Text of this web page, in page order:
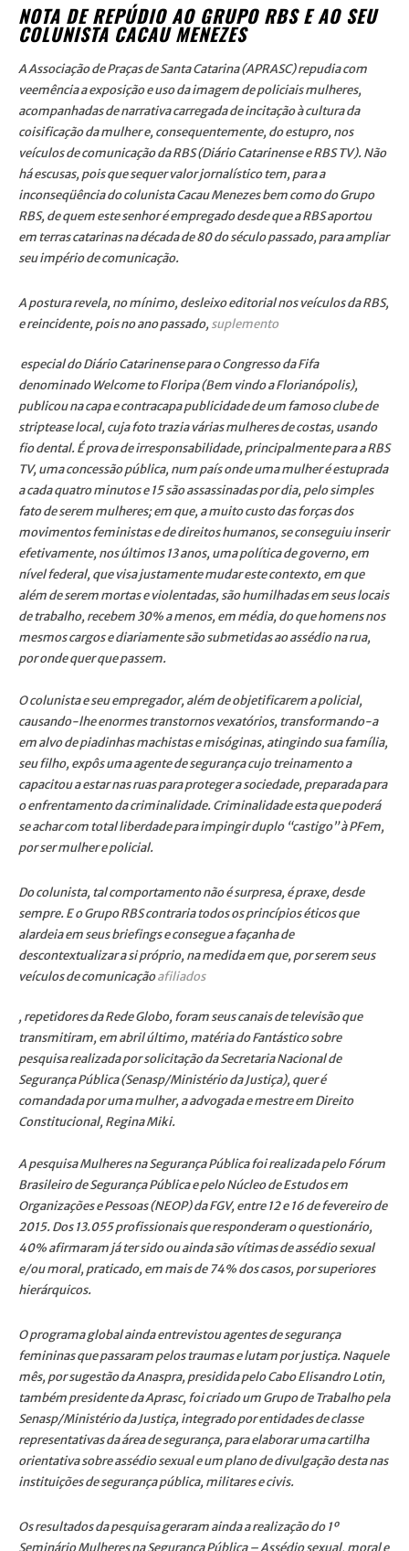
NOTA DE REPÚDIO AO GRUPO RBS E AO SEU
COLUNISTA CACAU MENEZES
A Associação de Praças de Santa Catarina (APRASC) repudia com
veemência a exposição e uso da imagem de policiais mulheres,
acompanhadas de narrativa carregada de incitação à cultura da
coisificação da mulher e, consequentemente, do estupro, nos
veículos de comunicação da RBS (Diário Catarinense e RBS TV). Não
há escusas, pois que sequer valor jornalístico tem, para a
inconseqüência do colunista Cacau Menezes bem como do Grupo
RBS, de quem este senhor é empregado desde que a RBS aportou
em terras catarinas na década de 80 do século passado, para ampliar
seu império de comunicação.
A postura revela, no mínimo, desleixo editorial nos veículos da RBS,
e reincidente, pois no ano passado,suplemento
especial do Diário Catarinense para o Congresso da Fifa
denominado Welcome to Floripa (Bem vindo a Florianópolis),
publicou na capa e contracapa publicidade de um famoso clube de
striptease local, cuja foto trazia várias mulheres de costas, usando
fio dental. É prova de irresponsabilidade, principalmente para a RBS
TV, uma concessão pública, num país onde uma mulher é estuprada
a cada quatro minutos e 15 são assassinadas por dia, pelo simples
fato de serem mulheres; em que, a muito custo das forças dos
movimentos feministas e de direitos humanos, se conseguiu inserir
efetivamente, nos últimos 13 anos, uma política de governo, em
nível federal, que visa justamente mudar este contexto, em que
além de serem mortas e violentadas, são humilhadas em seus locais
de trabalho, recebem 30% a menos, em média, do que homens nos
mesmos cargos e diariamente são submetidas ao assédio na rua,
por onde quer que passem.
O colunista e seu empregador, além de objetificarem a policial,
causando-lhe enormes transtornos vexatórios, transformando-a
em alvo de piadinhas machistas e misóginas, atingindo sua família,
seu filho, expôs uma agente de segurança cujo treinamento a
capacitou a estar nas ruas para proteger a sociedade, preparada para
o enfrentamento da criminalidade. Criminalidade esta que poderá
se achar com total liberdade para impingir duplo “castigo” à PFem,
por ser mulher e policial.
Do colunista, tal comportamento não é surpresa, é praxe, desde
sempre. E o Grupo RBS contraria todos os princípios éticos que
alardeia em seus briefings e consegue a façanha de
descontextualizar a si próprio, na medida em que, por serem seus
veículos de comunicaçãoafiliados
, repetidores da Rede Globo, foram seus canais de televisão que
transmitiram, em abril último, matéria do Fantástico sobre
pesquisa realizada por solicitação da Secretaria Nacional de
Segurança Pública (Senasp/Ministério da Justiça), quer é
comandada por uma mulher, a advogada e mestre em Direito
Constitucional, Regina Miki.
A pesquisa Mulheres na Segurança Pública foi realizada pelo Fórum
Brasileiro de Segurança Pública e pelo Núcleo de Estudos em
Organizações e Pessoas (NEOP) da FGV, entre 12 e 16 de fevereiro de
2015. Dos 13.055 profissionais que responderam o questionário,
40% afirmaram já ter sido ou ainda são vítimas de assédio sexual
e/ou moral, praticado, em mais de 74% dos casos, por superiores
hierárquicos.
O programa global ainda entrevistou agentes de segurança
femininas que passaram pelos traumas e lutam por justiça. Naquele
mês, por sugestão da Anaspra, presidida pelo Cabo Elisandro Lotin,
também presidente da Aprasc, foi criado um Grupo de Trabalho pela
Senasp/Ministério da Justiça, integrado por entidades de classe
representativas da área de segurança, para elaborar uma cartilha
orientativa sobre assédio sexual e um plano de divulgação desta nas
instituições de segurança pública, militares e civis.
Os resultados da pesquisa geraram ainda a realização do 1º
Seminário Mulheres na Segurança Pública – Assédio sexual, moral e